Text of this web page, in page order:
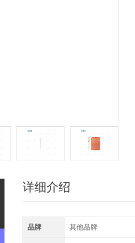
详细介绍
品牌 其他品牌